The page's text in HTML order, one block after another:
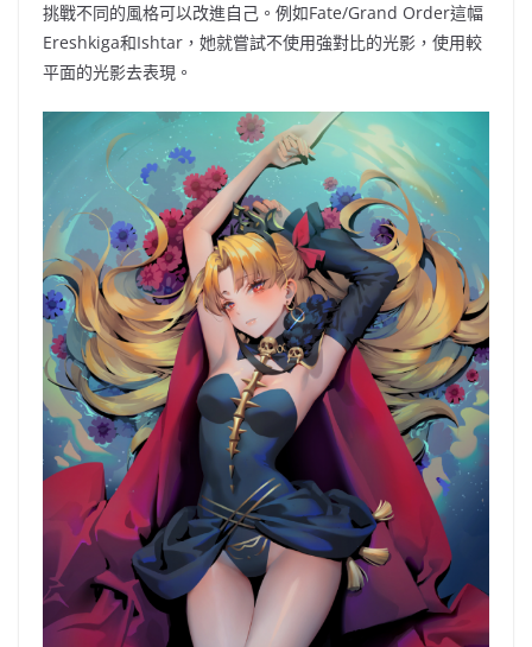
挑戰不同的風格可以改進自己。例如Fate/Grand Order這幅
Ereshkiga和Ishtar，她就嘗試不使用強對比的光影，使用較
平面的光影去表現。